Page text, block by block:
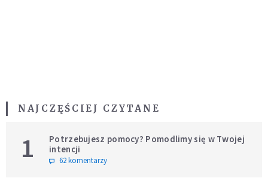
NAJCZĘŚCIEJ CZYTANE
1
Potrzebujesz pomocy? Pomodlimy się w Twojej
intencji
62 komentarzy